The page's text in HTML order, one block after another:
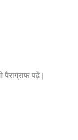
पढ़ें |